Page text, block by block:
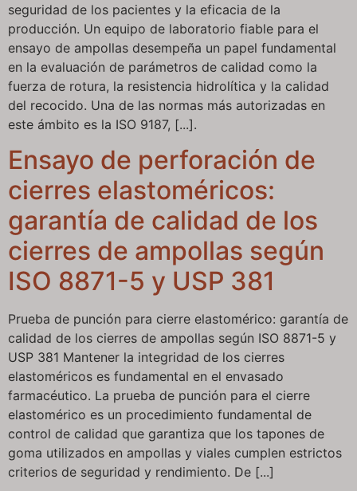
seguridad de los pacientes y la eficacia de la
producción. Un equipo de laboratorio fiable para el
ensayo de ampollas desempeña un papel fundamental
en la evaluación de parámetros de calidad como la
fuerza de rotura, la resistencia hidrolítica y la calidad
del recocido. Una de las normas más autorizadas en
este ámbito es la ISO 9187, [...].
Ensayo de perforación de
cierres elastoméricos:
garantía de calidad de los
cierres de ampollas según
ISO 8871-5 y USP 381
Prueba de punción para cierre elastomérico: garantía de
calidad de los cierres de ampollas según ISO 8871-5 y
USP 381 Mantener la integridad de los cierres
elastoméricos es fundamental en el envasado
farmacéutico. La prueba de punción para el cierre
elastomérico es un procedimiento fundamental de
control de calidad que garantiza que los tapones de
goma utilizados en ampollas y viales cumplen estrictos
criterios de seguridad y rendimiento. De [...]